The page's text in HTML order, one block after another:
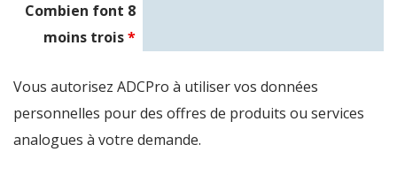
Combien font 8
moins trois*
Vous autorisez ADCPro à utiliser vos données
personnelles pour des offres de produits ou services
analogues à votre demande.